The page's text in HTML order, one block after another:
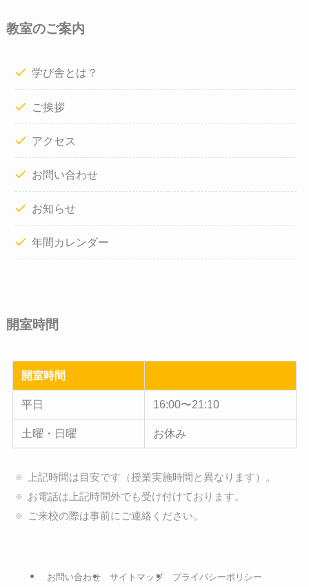
教室のご案内
学び舎とは？
ご挨拶
アクセス
お問い合わせ
お知らせ
年間カレンダー
開室時間
開室時間
平日 16:00〜21:10
土曜・日曜 お休み
上記時間は目安です（授業実施時間と異なります）。
お電話は上記時間外でも受け付けております。
ご来校の際は事前にご連絡ください。
お問い合わせ サイトマップ プライバシーポリシー